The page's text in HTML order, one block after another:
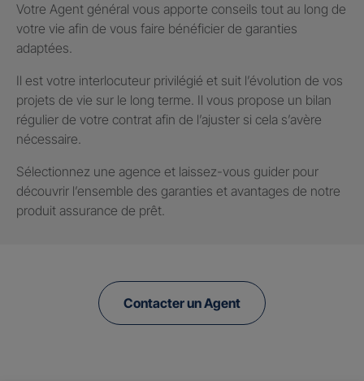
Votre Agent général vous apporte conseils tout au long de
votre vie afin de vous faire bénéficier de garanties
adaptées.
Il est votre interlocuteur privilégié et suit l’évolution de vos
projets de vie sur le long terme. Il vous propose un bilan
régulier de votre contrat afin de l’ajuster si cela s’avère
nécessaire.
Sélectionnez une agence et laissez-vous guider pour
découvrir l’ensemble des garanties et avantages de notre
produit assurance de prêt.
Contacter un Agent